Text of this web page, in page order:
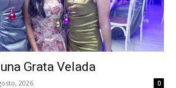
Grata Velada
2026 0